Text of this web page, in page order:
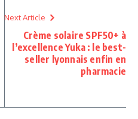
Next Article
Crème solaire SPF50+ à
l’excellence Yuka : le best-
seller lyonnais enfin en
pharmacie